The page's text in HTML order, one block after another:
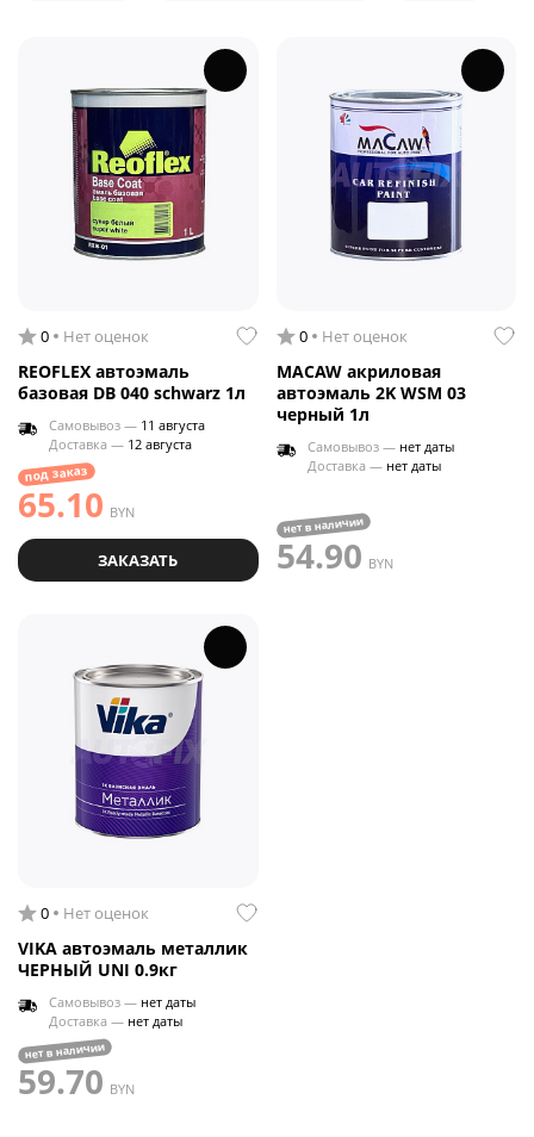
0 Нет оценок
REOFLEX автоэмаль
базовая DB 040 schwarz 1л
Самовывоз — 11 августа
Доставка — 12 августа
под заказ
65.10 BYN
ЗАКАЗАТЬ
0 Нет оценок
MACAW акриловая
автоэмаль 2K WSM 03
черный 1л
Самовывоз — нет даты
Доставка — нет даты
нет в наличии
54.90 BYN
0 Нет оценок
VIKA автоэмаль металлик
ЧЕРНЫЙ UNI 0.9кг
Самовывоз — нет даты
Доставка — нет даты
нет в наличии
59.70 BYN